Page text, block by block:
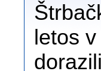
letos